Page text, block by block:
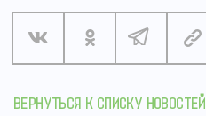
ВЕРНУТЬСЯ К СПИСКУ НОВОСТЕЙ